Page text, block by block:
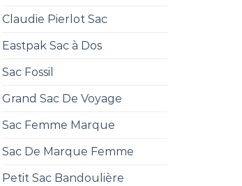
Claudie Pierlot Sac
Eastpak Sac à Dos
Sac Fossil
Grand Sac De Voyage
Sac Femme Marque
Sac De Marque Femme
Petit Sac Bandoulière